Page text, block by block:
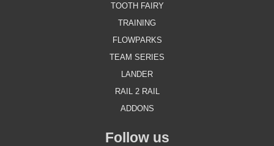
TOOTH FAIRY
TRAINING
FLOWPARKS
TEAM SERIES
LANDER
RAIL 2 RAIL
ADDONS
Follow us